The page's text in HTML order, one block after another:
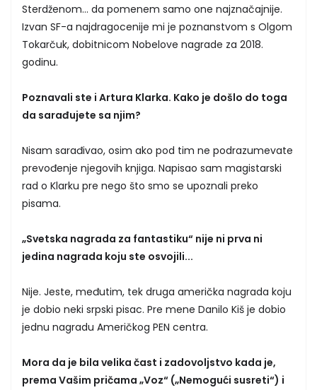
Sterdženom... da pomenem samo one najznačajnije.
Izvan SF-a najdragocenije mi je poznanstvom s Olgom
Tokarčuk, dobitnicom Nobelove nagrade za 2018.
godinu.
Poznavali ste i Artura Klarka. Kako je došlo do toga
da sarađujete sa njim?
Nisam sarađivao, osim ako pod tim ne podrazumevate
prevođenje njegovih knjiga. Napisao sam magistarski
rad o Klarku pre nego što smo se upoznali preko
pisama.
„Svetska nagrada za fantastiku“ nije ni prva ni
jedina nagrada koju ste osvojili...
Nije. Jeste, međutim, tek druga američka nagrada koju
je dobio neki srpski pisac. Pre mene Danilo Kiš je dobio
jednu nagradu Američkog PEN centra.
Mora da je bila velika čast i zadovoljstvo kada je,
prema Vašim pričama „Voz“ („Nemogući susreti“) i